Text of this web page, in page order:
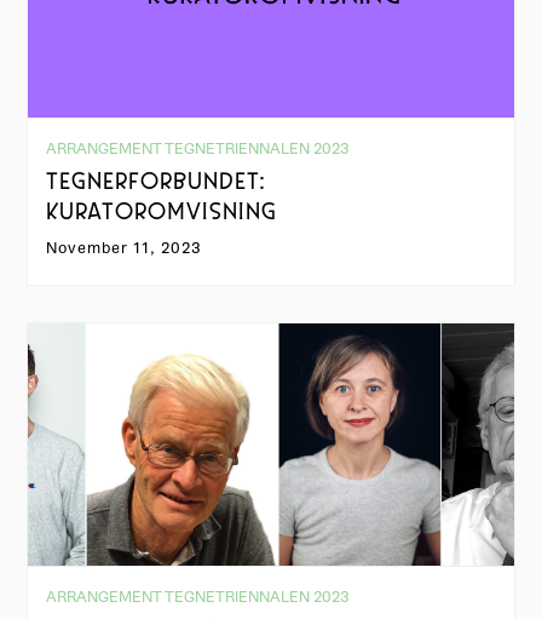
ARRANGEMENT TEGNETRIENNALEN 2023
TEGNERFORBUNDET:
KURATOROMVISNING
November 11, 2023
ARRANGEMENT TEGNETRIENNALEN 2023